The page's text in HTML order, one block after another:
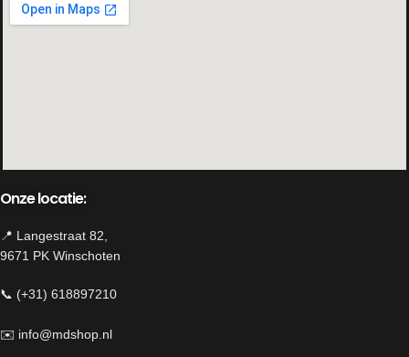
Onze locatie:
📍 Langestraat 82,
9671 PK Winschoten
📞 (+31) 618897210
✉️ info@mdshop.nl